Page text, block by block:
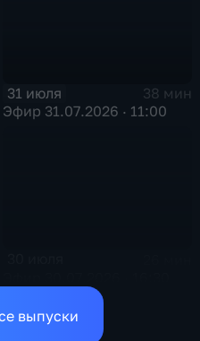
31 июля
38 мин
Эфир 31.07.2026 · 11:00
выпуски